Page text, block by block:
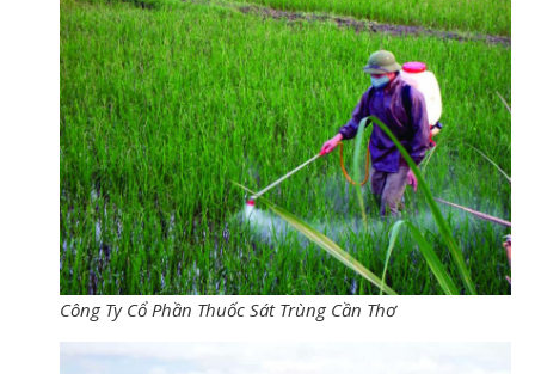
Công Ty Cổ Phần Thuốc Sát Trùng Cần Thơ